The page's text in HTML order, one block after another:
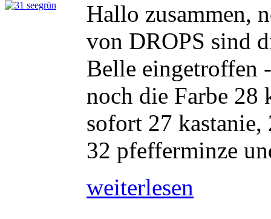
Hallo zusammen,
von DROPS sind
Belle eingetroffen
noch die Farbe 28
sofort 27 kastanie,
32 pfefferminze
weiterlesen